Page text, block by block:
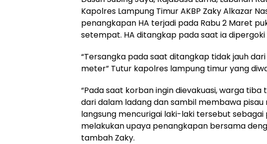
Kapolres Lampung Timur AKBP Zaky Alkazar
penangkapan HA terjadi pada Rabu 2 Maret
setempat. HA ditangkap pada saat ia
“Tersangka pada saat ditangkap tidak jauh
meter” Tutur kapolres lampung timur yang
“Pada saat korban ingin dievakuasi, warga
dari dalam ladang dan sambil membawa
langsung mencurigai laki-laki tersebut sebagai
melakukan upaya penangkapan bersama
tambah Zaky.